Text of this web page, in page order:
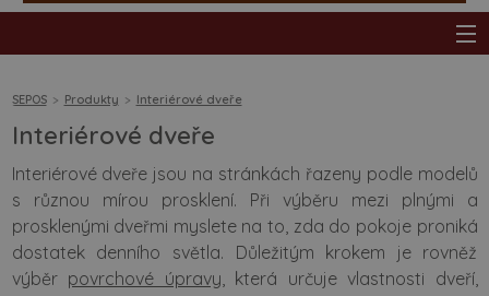
prodejní síť
informace a rady
SEPOS Produkty Interiérové dveře
Interiérové dveře
Interiérové dveře jsou na stránkách řazeny podle modelů
s různou mírou prosklení. Při výběru mezi plnými a
prosklenými dveřmi myslete na to, zda do pokoje proniká
dostatek denního světla. Důležitým krokem je rovněž
výběr povrchové úpravy, která určuje vlastnosti dveří,